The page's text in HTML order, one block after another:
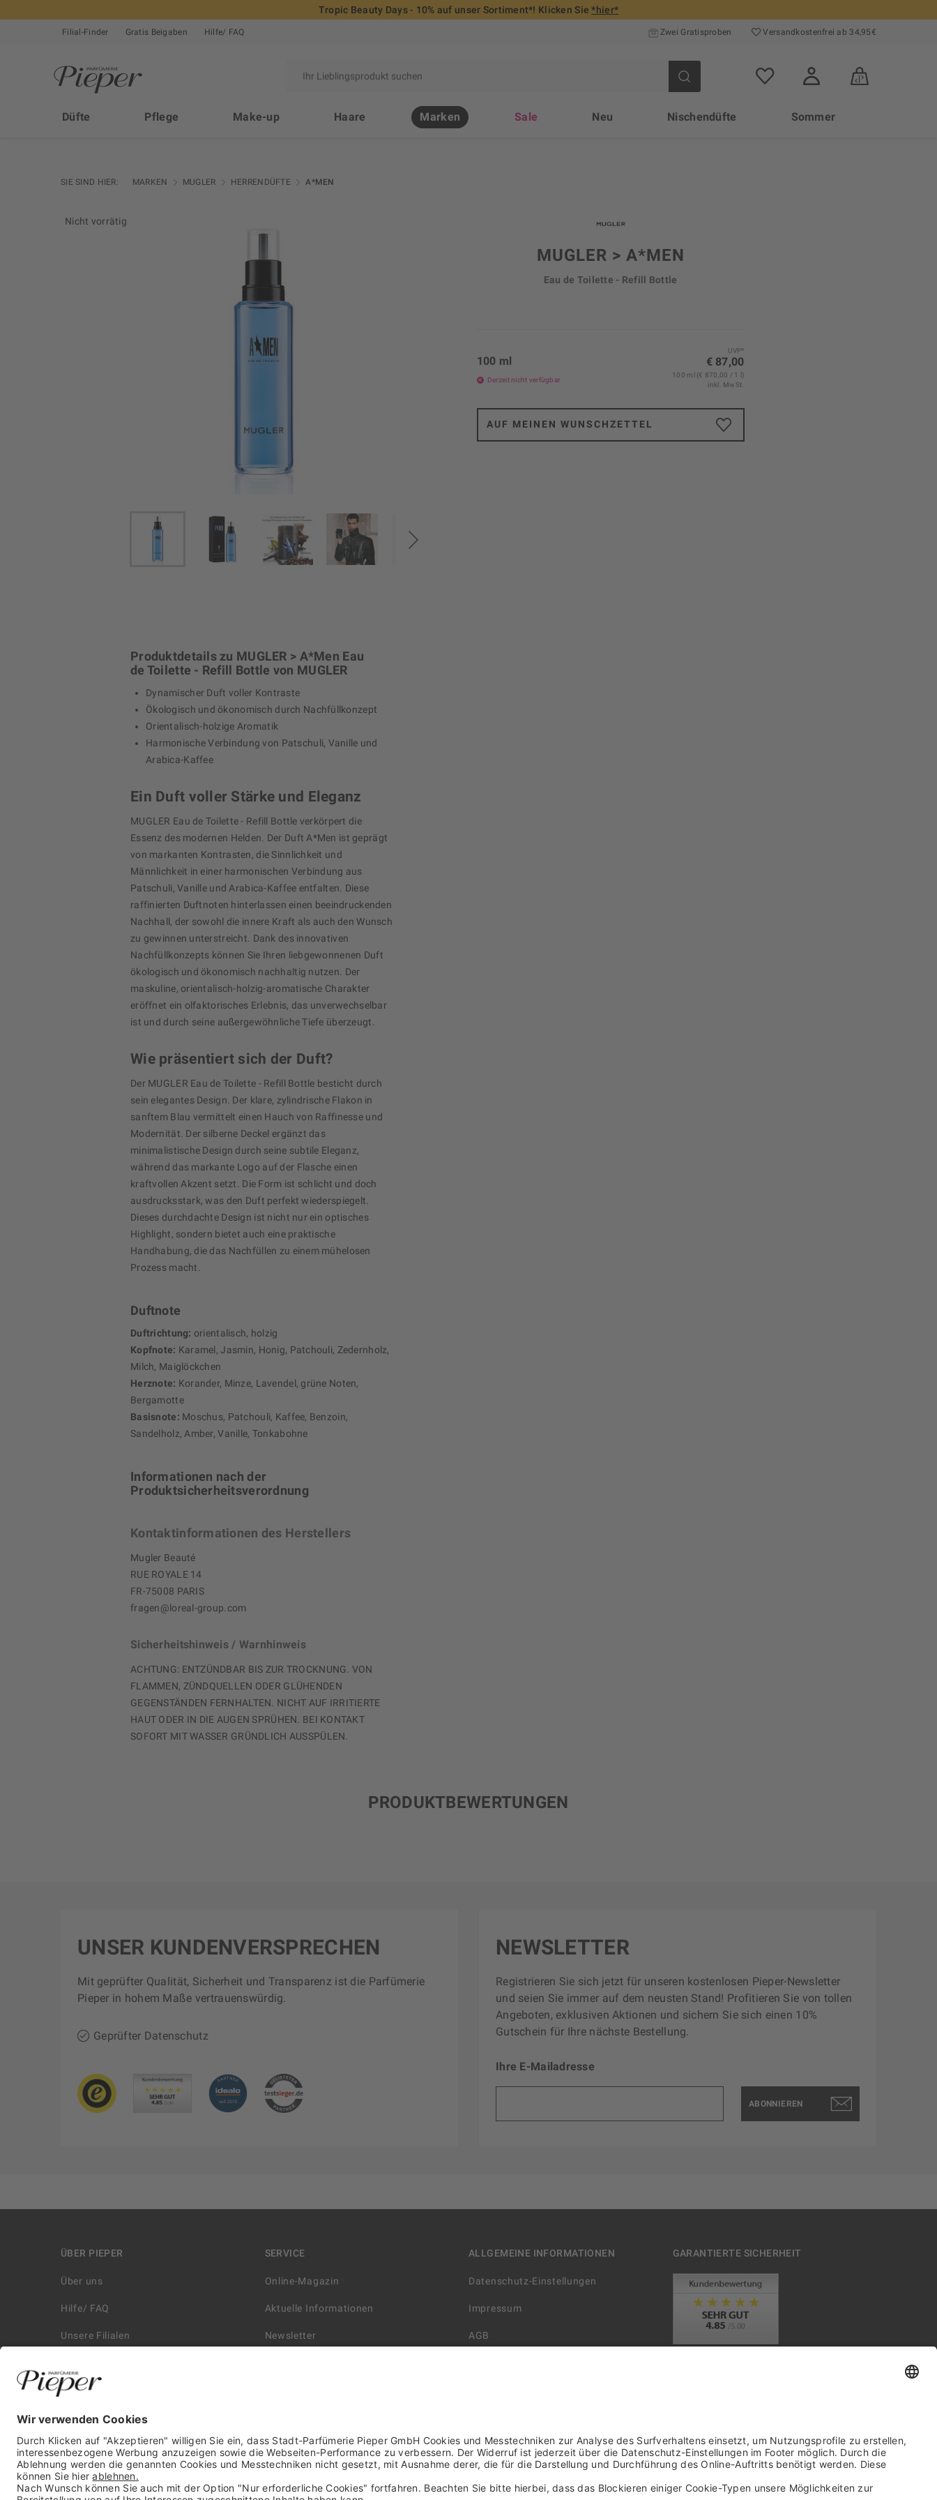
Tropic Beauty Days - 10% auf unser Sortiment*! Klicken Sie*hier*
Filial-Finder Gratis Beigaben Hilfe/ FAQ Zwei Gratisproben Versand­kosten­frei ab 34,95€
Düfte Pflege Make-up Haare Marken Sale Neu Nischendüfte Sommer
SIE SIND HIER: MARKEN MUGLER HERRENDÜFTE A*MEN
Nicht vorrätig
MUGLER > A*MEN
Eau de Toilette - Refill Bottle
UVP*
€ 87,00
100 ml
Derzeit nicht verfügbar
100 ml (€ 870,00 / 1 l)
inkl. MwSt.
AUF MEINEN WUNSCHZETTEL
Produktdetails zu MUGLER > A*Men Eau
de Toilette - Refill Bottle von MUGLER
Dynamischer Duft voller Kontraste
Ökologisch und ökonomisch durch Nachfüllkonzept
Orientalisch-holzige Aromatik
Harmonische Verbindung von Patschuli, Vanille und
Arabica-Kaffee
Ein Duft voller Stärke und Eleganz
MUGLER Eau de Toilette - Refill Bottle verkörpert die
Essenz des modernen Helden. Der Duft A*Men ist geprägt
von markanten Kontrasten, die Sinnlichkeit und
Männlichkeit in einer harmonischen Verbindung aus
Patschuli, Vanille und Arabica-Kaffee entfalten. Diese
raffinierten Duftnoten hinterlassen einen beeindruckenden
Nachhall, der sowohl die innere Kraft als auch den Wunsch
zu gewinnen unterstreicht. Dank des innovativen
Nachfüllkonzepts können Sie Ihren liebgewonnenen Duft
ökologisch und ökonomisch nachhaltig nutzen. Der
maskuline, orientalisch-holzig-aromatische Charakter
eröffnet ein olfaktorisches Erlebnis, das unverwechselbar
ist und durch seine außergewöhnliche Tiefe überzeugt.
Wie präsentiert sich der Duft?
Der MUGLER Eau de Toilette - Refill Bottle besticht durch
sein elegantes Design. Der klare, zylindrische Flakon in
sanftem Blau vermittelt einen Hauch von Raffinesse und
Modernität. Der silberne Deckel ergänzt das
minimalistische Design durch seine subtile Eleganz,
während das markante Logo auf der Flasche einen
kraftvollen Akzent setzt. Die Form ist schlicht und doch
ausdrucksstark, was den Duft perfekt wiederspiegelt.
Dieses durchdachte Design ist nicht nur ein optisches
Highlight, sondern bietet auch eine praktische
Handhabung, die das Nachfüllen zu einem mühelosen
Prozess macht.
Duftnote
Duftrichtung: orientalisch, holzig
Kopfnote: Karamel, Jasmin, Honig, Patchouli, Zedernholz,
Milch, Maiglöckchen
Herznote: Korander, Minze, Lavendel, grüne Noten,
Bergamotte
Basisnote: Moschus, Patchouli, Kaffee, Benzoin,
Sandelholz, Amber, Vanille, Tonkabohne
Informationen nach der
Produktsicherheitsverordnung
Kontaktinformationen des Herstellers
Mugler Beauté
RUE ROYALE 14
FR-75008 PARIS
fragen@loreal-group.com
Sicherheitshinweis / Warnhinweis
ACHTUNG: ENTZÜNDBAR BIS ZUR TROCKNUNG. VON
FLAMMEN, ZÜNDQUELLEN ODER GLÜHENDEN
GEGENSTÄNDEN FERNHALTEN. NICHT AUF IRRITIERTE
HAUT ODER IN DIE AUGEN SPRÜHEN. BEI KONTAKT
SOFORT MIT WASSER GRÜNDLICH AUSSPÜLEN.
PRODUKTBEWERTUNGEN
NEWSLETTER
Registrieren Sie sich jetzt für unseren kostenlosen Pieper-Newsletter
und seien Sie immer auf dem neusten Stand! Profitieren Sie von tollen
Angeboten, exklusiven Aktionen und sichern Sie sich einen 10%
Gutschein für Ihre nächste Bestellung.
Ihre E-Mailadresse
ABONNIEREN
UNSER KUNDENVERSPRECHEN
Mit geprüfter Qualität, Sicherheit und Transparenz ist die Parfümerie
Pieper in hohem Maße vertrauenswürdig.
Geprüfter Datenschutz
ÜBER PIEPER
Über uns
Hilfe/ FAQ
Unsere Filialen
Historie
Affiliate
Karriere
Presse
SERVICE
Online-Magazin
Aktuelle Informationen
Newsletter
Autorisierter Händler/ YBPN
ALLGEMEINE INFORMATIONEN
Datenschutz-Einstellungen
Impressum
AGB
Informationen zur Barrierefreiheit
GARANTIERTE SICHERHEIT